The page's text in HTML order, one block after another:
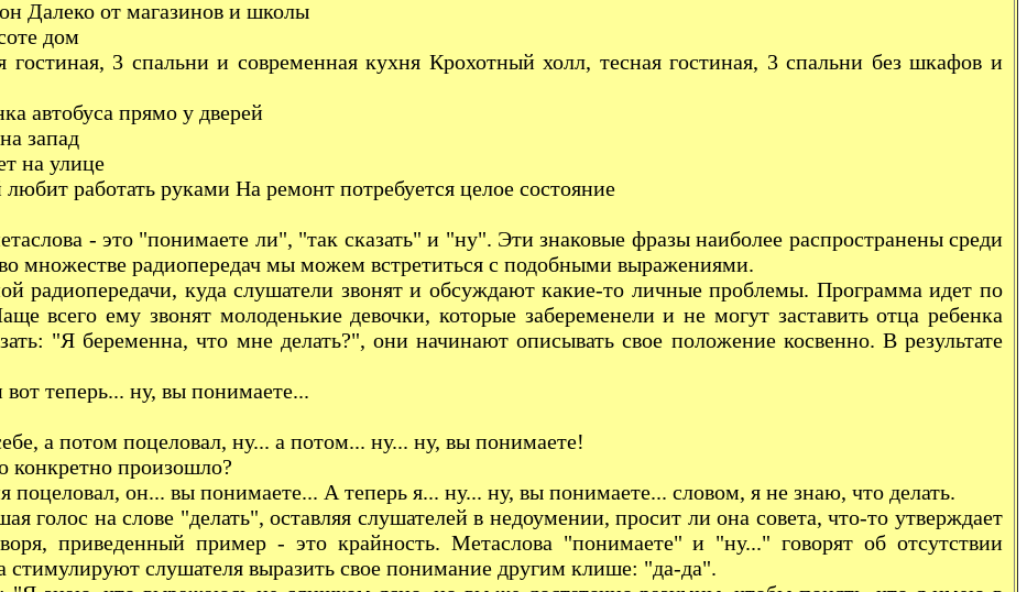
от магазинов и школы
дом
3 спальни и современная кухня Крохотный холл, тесная гостиная, 3 спальни без шкафов и
автобуса прямо у дверей
запад
на улице
работать руками На ремонт потребуется целое состояние
- это "понимаете ли", "так сказать" и "ну". Эти знаковые фразы наиболее распространены среди
множестве радиопередач мы можем встретиться с подобными выражениями.
куда слушатели звонят и обсуждают какие-то личные проблемы. Программа идет по
всего ему звонят молоденькие девочки, которые забеременели и не могут заставить отца ребенка
"Я беременна, что мне делать?", они начинают описывать свое положение косвенно. В результате
ну, вы понимаете...
поцеловал, ну... а потом... ну... ну, вы понимаете!
произошло?
он... вы понимаете... А теперь я... ну... ну, вы понимаете... словом, я не знаю, что делать.
на слове "делать", оставляя слушателей в недоумении, просит ли она совета, что-то утверждает
приведенный пример - это крайность. Метаслова "понимаете" и "ну..." говорят об отсутствии
стимулируют слушателя выразить свое понимание другим клише: "да-да".